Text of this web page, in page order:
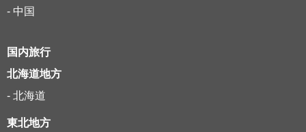
- 中国
国内旅行
北海道地方
- 北海道
東北地方